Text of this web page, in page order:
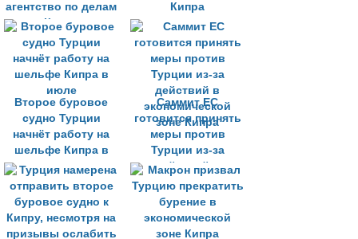
агентство по делам
Кипра
Кипра
Второе буровое
судно Турции
начнёт работу на
шельфе Кипра в
июле
Саммит ЕС
готовится принять
меры против
Турции из-за
действий в
экономической
зоне Кипра